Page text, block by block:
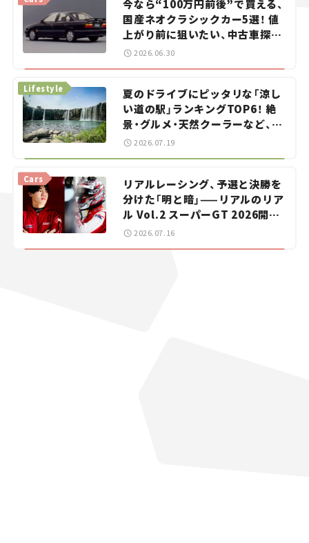
今なら“100万円前後”で買える、
国産ネオクラシックカー5選！ 値
上がり前に狙いたい、中古車探し
をお手伝い――ちょっとイケてるマ
2026.06.30
夏のドライブにピッタリな「涼し
い道の駅」ランキングTOP6！ 絶
景・グルメ・天然クーラーなど、避
暑におすすめのスポットを紹介
Lifestyle
2026.07.19
リアルレーシング、予選と決勝を
分けた「明と暗」——リアルのリア
ル Vol.2 スーパーGT 2026開幕
戦 岡山国際サーキット
Cars
2026.07.16